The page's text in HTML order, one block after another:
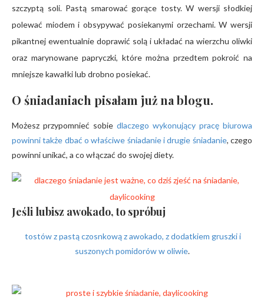
szczyptą soli. Pastą smarować gorące tosty. W wersji słodkiej
polewać miodem i obsypywać posiekanymi orzechami. W wersji
pikantnej ewentualnie doprawić solą i układać na wierzchu oliwki
oraz marynowane papryczki, które można przedtem pokroić na
mniejsze kawałki lub drobno posiekać.
O śniadaniach pisałam już na blogu.
Możesz przypomnieć sobie dlaczego wykonujący pracę biurowa
powinni także dbać o właściwe śniadanie i drugie śniadanie, czego
powinni unikać, a co włączać do swojej diety.
Jeśli lubisz awokado, to spróbuj
tostów z pastą czosnkową z awokado, z dodatkiem gruszki i
suszonych pomidorów w oliwie.